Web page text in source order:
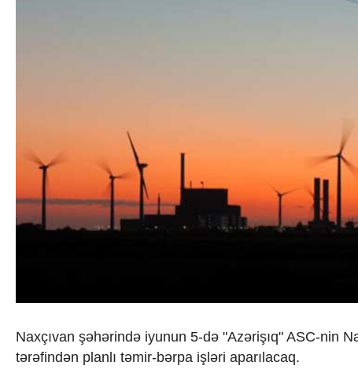
Ailə və uşaq
Turizm
İqtisadiyyat
İqtisadi xəbərlər
Energetika
COP29
Cəmiyyət
Crossmedia.az - 1 yaş
Naxçıvan şəhərində iyunun 5-də "Azərişıq" ASC-nin
tərəfindən planlı təmir-bərpa işləri aparılacaq.